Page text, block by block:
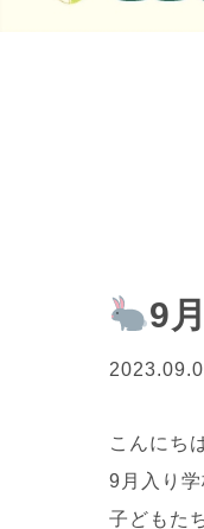
9
こんにち
9月入り
子どもた